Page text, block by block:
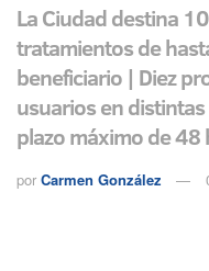
La Ciudad destina
tratamientos de
beneficiario | Diez
usuarios en
plazo máximo de 48
por Carmen González